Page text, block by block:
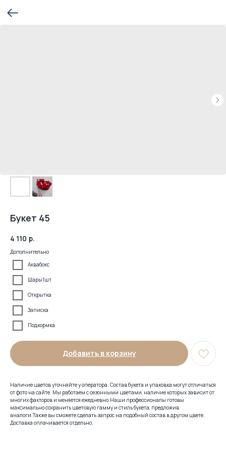
Букет 45
4 110 р.
Дополнительно
Аквабокс
Шары1шт
Открытка
Записка
Подкормка
Добавить в корзину
Наличие цветов уточняйте у оператора. Состав букета и упаковка могут отличаться
от фото на сайте. Мы работаем с сезонными цветами, наличие которых зависит от
многих факторов и меняется ежедневно.Наши профессионалы готовы
максимально сохранить цветовую гамму и стиль букета, предложив
аналоги.Также вы сможете сделать запрос на подобный состав в другом цвете.
Доставка оплачивается отдельно.